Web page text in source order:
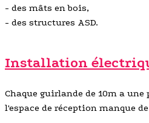
- des mâts en bois,
- des structures ASD.
Installation
Chaque guirlande de 10m a
l'espace de réception manque